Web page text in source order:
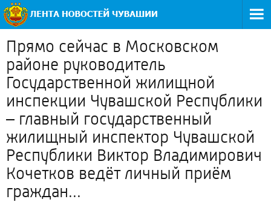
Прямо сейчас в Московском
районе руководитель
Государственной жилищной
инспекции Чувашской Республики
– главный государственный
жилищный инспектор Чувашской
Республики Виктор Владимирович
Кочетков ведёт личный приём
граждан...